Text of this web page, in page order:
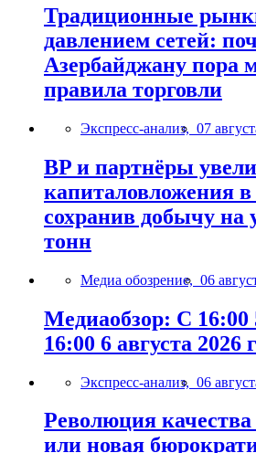
Традиционные
давлением сетей:
Азербайджану пора
правила торговли
Экспресс-анализ, 07
BP и партнёры
капиталовложения
сохранив добычу на
тонн
Медиа обозрение, 06
Медиаобзор: С 16:00
16:00 6 августа 2026
Экспресс-анализ, 06
Революция
или новая